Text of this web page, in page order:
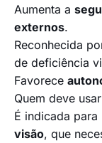
Aumenta a
externos.
Reconhecida
de deficiência
Favorece
Quem deve
É indicada para
visão, que